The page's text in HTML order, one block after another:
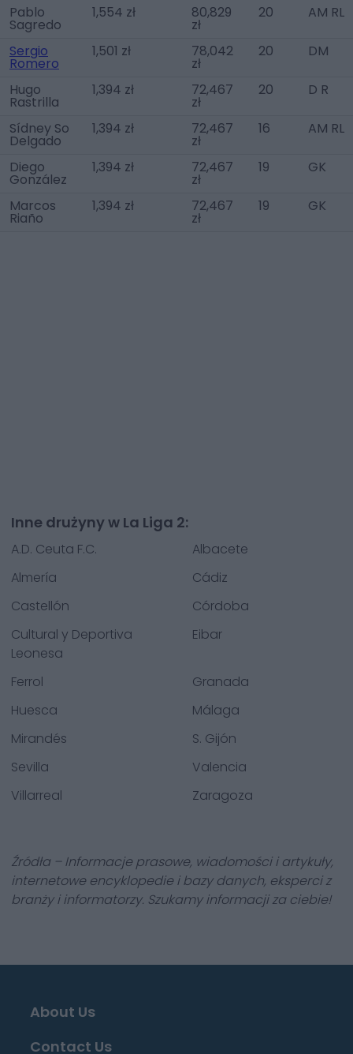
Pablo
Sagredo
1,554 zł 80,829
zł
20 AM RL
Sergio
Romero
1,501 zł 78,042
zł
20 DM
Hugo
Rastrilla
1,394 zł 72,467
zł
20 D R
Sídney So
Delgado
1,394 zł 72,467
zł
16 AM RL
Diego
González
1,394 zł 72,467
zł
19 GK
Marcos
Riaño
1,394 zł 72,467
zł
19 GK
Inne drużyny w La Liga 2:
A.D. Ceuta F.C.
Albacete
Almería
Cádiz
Castellón
Córdoba
Cultural y Deportiva
Leonesa
Eibar
Ferrol
Granada
Huesca
Málaga
Mirandés
S. Gijón
Sevilla
Valencia
Villarreal
Zaragoza
Źródła – Informacje prasowe, wiadomości i artykuły,
internetowe encyklopedie i bazy danych, eksperci z
branży i informatorzy. Szukamy informacji za ciebie!
About Us
Contact Us